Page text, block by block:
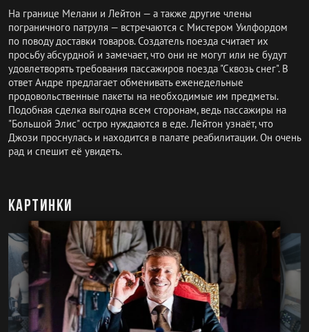
На границе Мелани и Лейтон — а также другие члены
пограничного патруля — встречаются с Мистером Уилфордом
по поводу доставки товаров. Создатель поезда считает их
просьбу абсурдной и замечает, что они не могут или не будут
удовлетворять требования пассажиров поезда "Сквозь снег". В
ответ Андре предлагает обменивать еженедельные
продовольственные пакеты на необходимые им предметы.
Подобная сделка выгодна всем сторонам, ведь пассажиры на
"Большой Элис" остро нуждаются в еде. Лейтон узнаёт, что
Джози проснулась и находится в палате реабилитации. Он очень
рад и спешит её увидеть.
Картинки